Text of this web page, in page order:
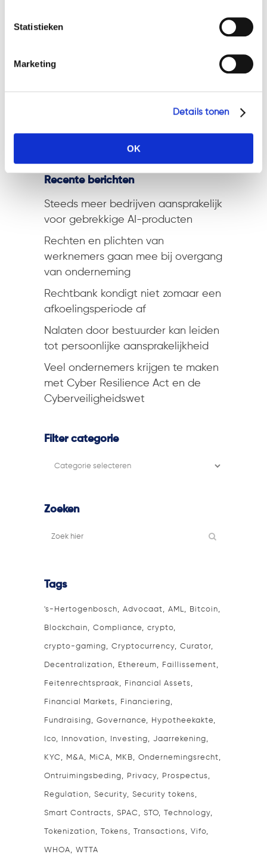
Statistieken
Marketing
Details tonen
OK
moet de partij die het verlof heeft
inzage doen.
Meer informatie over de Wet
vereenvoudiging en modernisering
Recente berichten
Steeds meer bedrijven aansprakelijk
voor gebrekkige AI-producten
Rechten en plichten van
werknemers gaan mee bij overgang
van onderneming
Rechtbank kondigt niet zomaar een
afkoelingsperiode af
Nalaten door bestuurder kan leiden
tot persoonlijke aansprakelijkheid
Veel ondernemers krijgen te maken
met Cyber Resilience Act en de
Cyberveiligheidswet
Filter categorie
Filter
Zoeken
Tags
's-Hertogenbosch Advocaat AML Bitcoin
Blockchain Compliance crypto
crypto-gaming Cryptocurrency Curator
Decentralization Ethereum Faillissement
Feitenrechtspraak Financial Assets
Financial Markets Financiering
Fundraising Governance Hypotheekakte
Ico Innovation Investing Jaarrekening
KYC M&A MiCA MKB Ondernemingsrecht
Ontruimingsbeding Privacy Prospectus
Regulation Security Security tokens
Smart Contracts SPAC STO Technology
Tokenization Tokens Transactions Vifo
WHOA WTTA